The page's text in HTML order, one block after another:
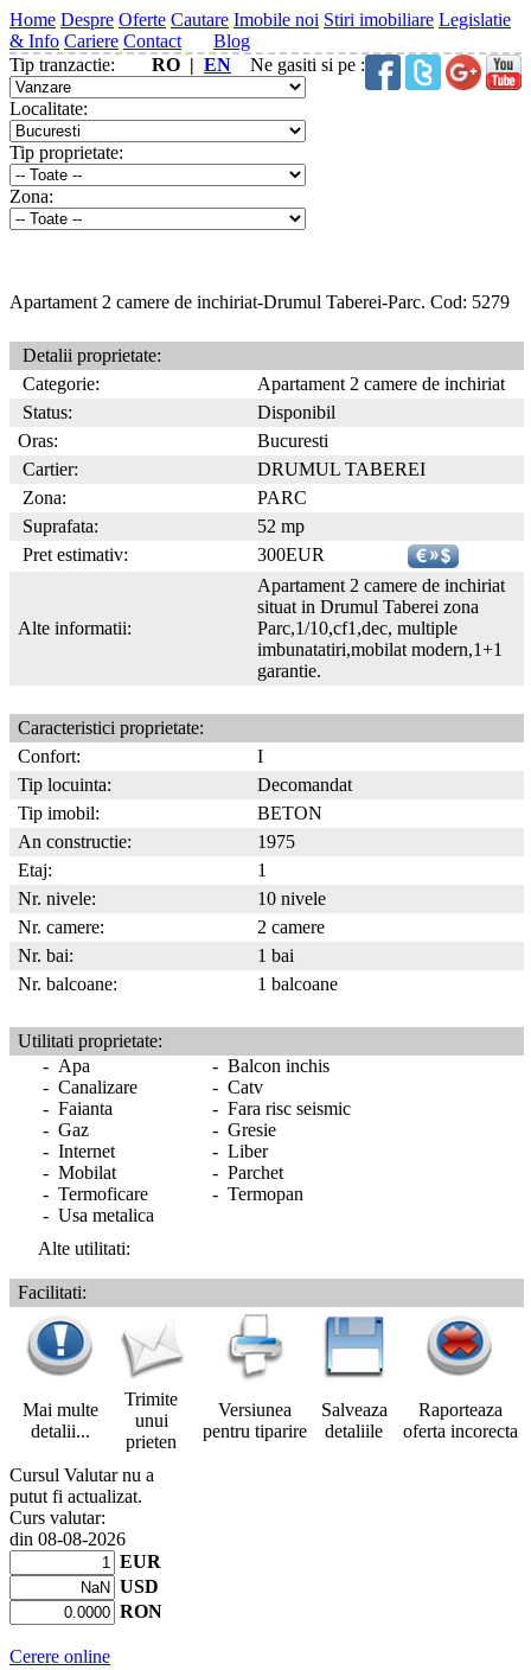
Home Despre Oferte Cautare Imobile noi Stiri imobiliare Legislatie
& Info Cariere Contact
Blog
RO | EN Ne gasiti si pe :
Tip tranzactie:
Localitate:
Tip proprietate:
Zona:
Apartament 2 camere de inchiriat-Drumul Taberei-Parc. Cod: 5279
Detalii proprietate:
Categorie:
Apartament 2 camere de inchiriat
Status:
Disponibil
Oras:
Bucuresti
Cartier:
DRUMUL TABEREI
Zona:
PARC
Suprafata:
52 mp
Pret estimativ:
300EUR
Alte informatii:
Apartament 2 camere de inchiriat
situat in Drumul Taberei zona
Parc,1/10,cf1,dec, multiple
imbunatatiri,mobilat modern,1+1
garantie.
Caracteristici proprietate:
Confort:
I
Tip locuinta:
Decomandat
Tip imobil:
BETON
An constructie:
1975
Etaj:
1
Nr. nivele:
10 nivele
Nr. camere:
2 camere
Nr. bai:
1 bai
Nr. balcoane:
1 balcoane
Utilitati proprietate:
- Apa
- Balcon inchis
- Canalizare
- Catv
- Faianta
- Fara risc seismic
- Gaz
- Gresie
- Internet
- Liber
- Mobilat
- Parchet
- Termoficare
- Termopan
- Usa metalica
Alte utilitati:
Facilitati:
Mai multe
detalii...
Trimite
unui
prieten
Versiunea
pentru tiparire
Salveaza
detaliile
Raporteaza
oferta incorecta
Cursul Valutar nu a
putut fi actualizat.
Curs valutar:
din 08-08-2026
EUR
USD
RON
Cerere online